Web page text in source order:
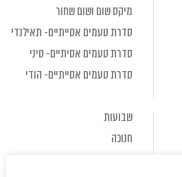
מיקס שום ושום שחור
סדרת טעמים אסייתיים- תאילנדי
סדרת טעמים אסיתיים- סיני
סדרת טעמים אסייתיים- הודי
שבועות
חנוכה